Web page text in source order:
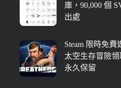
庫，90,000 個
出處
Steam 限時免費
太空生存冒險
永久保留